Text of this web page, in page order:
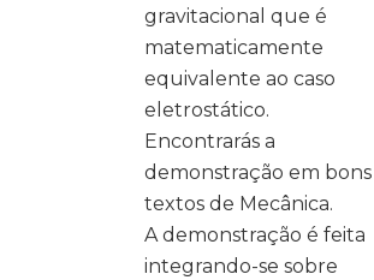
gravitacional que é
matematicamente
equivalente ao caso
eletrostático.
Encontrarás a
demonstração em bons
textos de Mecânica.
A demonstração é feita
integrando-se sobre